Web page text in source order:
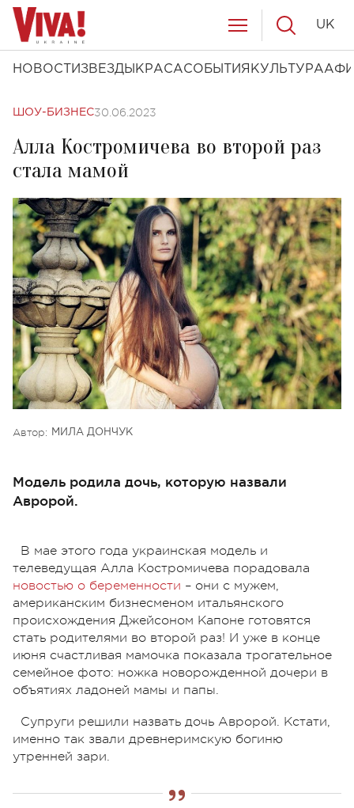
НОВОСТИ ЗВЕЗДЫ КРАСАСОБЫТИЯ КУЛЬТУРА
UK
ШОУ-БИЗНЕС30.06.2023
Алла Костромичева во второй раз
стала мамой
Автор: МИЛА ДОНЧУК
Модель родила дочь, которую назвали
Авророй.
В мае этого года украинская модель и
телеведущая Алла Костромичева порадовала
новостью о беременности – они с мужем,
американским бизнесменом итальянского
происхождения Джейсоном Капоне готовятся
стать родителями во второй раз! И уже в конце
июня счастливая мамочка показала трогательное
семейное фото: ножка новорожденной дочери в
объятиях ладоней мамы и папы.
Супруги решили назвать дочь Авророй. Кстати,
именно так звали древнеримскую богиню
утренней зари.